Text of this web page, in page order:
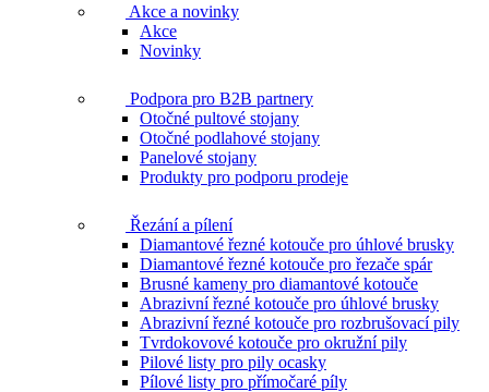
Akce a novinky
Akce
Novinky
Podpora pro B2B partnery
Otočné pultové stojany
Otočné podlahové stojany
Panelové stojany
Produkty pro podporu prodeje
Řezání a pílení
Diamantové řezné kotouče pro úhlové brusky
Diamantové řezné kotouče pro řezače spár
Brusné kameny pro diamantové kotouče
Abrazivní řezné kotouče pro úhlové brusky
Abrazivní řezné kotouče pro rozbrušovací pily
Tvrdokovové kotouče pro okružní pily
Pilové listy pro pily ocasky
Pílové listy pro přímočaré píly